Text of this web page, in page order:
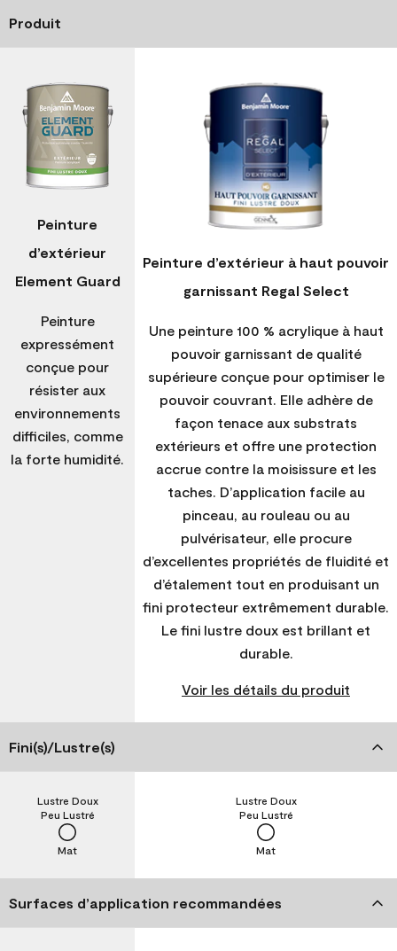
Produit
Peinture
d’extérieur
Element Guard
Peinture
expressément
conçue pour
résister aux
environnements
difficiles, comme
la forte humidité.
Peinture d’extérieur à haut pouvoir
garnissant Regal Select
Une peinture 100 % acrylique à haut
pouvoir garnissant de qualité
supérieure conçue pour optimiser le
pouvoir couvrant. Elle adhère de
façon tenace aux substrats
extérieurs et offre une protection
accrue contre la moisissure et les
taches. D’application facile au
pinceau, au rouleau ou au
pulvérisateur, elle procure
d’excellentes propriétés de fluidité et
d’étalement tout en produisant un
fini protecteur extrêmement durable.
Le fini lustre doux est brillant et
durable.
Voir les détails du produit
Fini(s)/Lustre(s)
Mat
Peu Lustré
Lustre Doux
Mat
Peu Lustré
Lustre Doux
Surfaces d’application recommandées